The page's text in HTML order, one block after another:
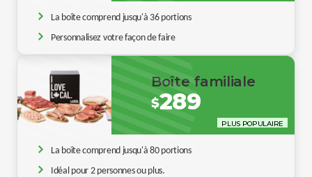
La boîte comprend jusqu'à 36 portions
Personnalisez votre façon de faire
Boîte familiale
$289
PLUS POPULAIRE
La boîte comprend jusqu'à 80 portions
Idéal pour 2 personnes ou plus.